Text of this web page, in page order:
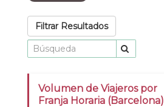
Filtrar Resultados
Volumen de Viajeros por
Franja Horaria (Barcelona)